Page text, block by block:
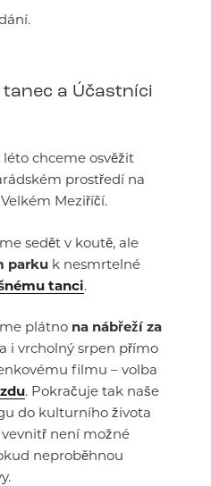
a Účastníci
chceme osvěžit
prostředí na
Meziříčí.
sedět v koutě, ale
parku k nesmrtelné
tanci.
plátno na nábřeží za
i vrcholný srpen přímo
filmu – volba
. Pokračuje tak naše
do kulturního života
není možné
neproběhnou